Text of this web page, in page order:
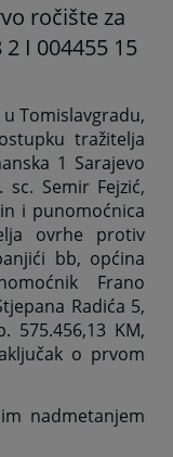
ročište za
I 004455 15
Tomislavgradu,
tražitelja
1 Sarajevo
Semir Fejzić,
i punomoćnica
ovrhe protiv
bb, općina
Frano
Radića 5,
KM,
o prvom
nadmetanjem